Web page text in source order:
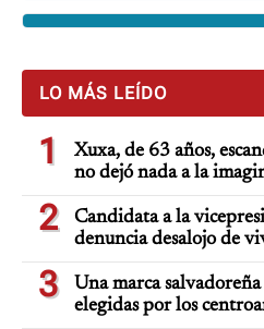
LO MÁS LEÍDO
1
Xuxa, de 63 años,
no dejó nada a la
2
Candidata a la
denuncia desalojo de
3
Una marca
elegidas por los